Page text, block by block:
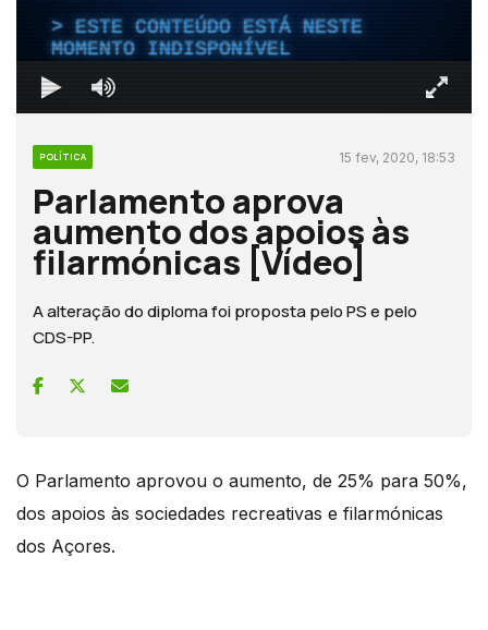
ESTE CONTEÚDO ESTÁ NESTE
MOMENTO INDISPONÍVEL
POLÍTICA 15 fev, 2020, 18:53
Parlamento aprova
aumento dos apoios às
filarmónicas [Vídeo]
A alteração do diploma foi proposta pelo PS e pelo
CDS-PP.
O Parlamento aprovou o aumento, de 25% para 50%,
dos apoios às sociedades recreativas e filarmónicas
dos Açores.